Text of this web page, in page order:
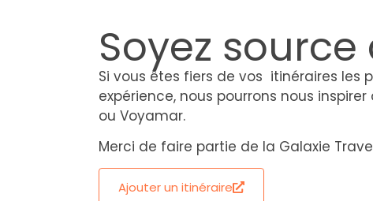
Soyez
Si vous êtes fiers de vos itinéraires les
expérience, nous pourrons nous
ou Voyamar.
Merci de faire partie de la Galaxie
Ajouter un itinéraire